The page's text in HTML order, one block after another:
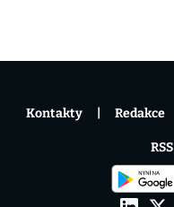
Kontakty Redakce
RSS